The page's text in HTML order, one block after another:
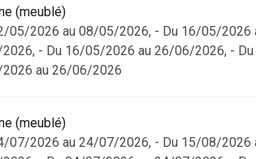
(meublé)
05/2026 au 08/05/2026, - Du 16/05/
- Du 16/05/2026 au 26/06/2026, -
au 26/06/2026
(meublé)
07/2026 au 24/07/2026, - Du 15/08/